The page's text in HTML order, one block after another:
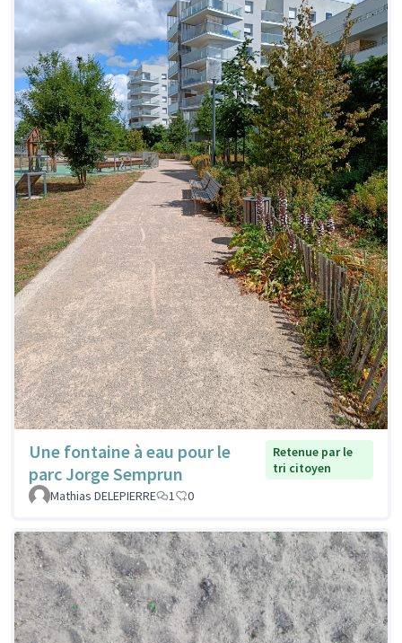
Une fontaine à eau pour le
parc Jorge Semprun
Retenue par le
tri citoyen
Mathias DELEPIERRE
1 0